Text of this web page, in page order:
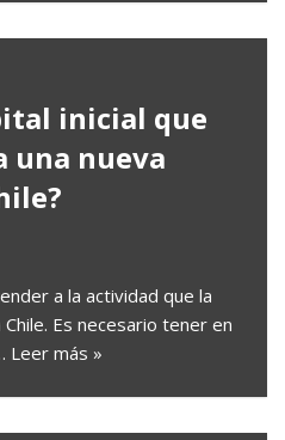
inicial que
una nueva
a la actividad que la
Es necesario tener en
Leer más »